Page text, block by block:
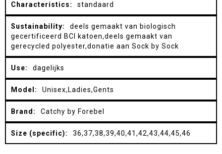
standaard
deels gemaakt van biologisch
gecertificeerd BCI katoen,deels gemaakt van
gerecycled polyester,donatie aan Sock by Sock
dagelijks
Unisex,Ladies,Gents
Catchy by Forebel
36,37,38,39,40,41,42,43,44,45,46